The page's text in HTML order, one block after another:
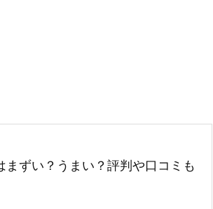
まずい？うまい？評判や口コミも